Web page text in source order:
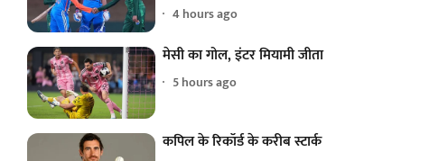
4 hours ago
मेसी का गोल, इंटर मियामी जीता
5 hours ago
कपिल के रिकॉर्ड के करीब स्टार्क